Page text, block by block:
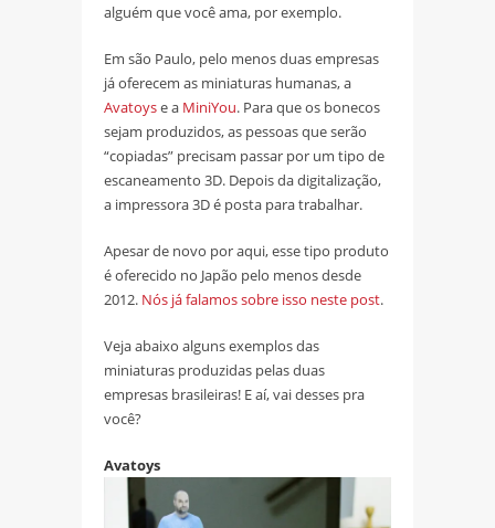
alguém que você ama, por exemplo.
Em são Paulo, pelo menos duas empresas
já oferecem as miniaturas humanas, a
Avatoyse a MiniYou. Para que os bonecos
sejam produzidos, as pessoas que serão
“copiadas” precisam passar por um tipo de
escaneamento 3D. Depois da digitalização,
a impressora 3D é posta para trabalhar.
Apesar de novo por aqui, esse tipo produto
é oferecido no Japão pelo menos desde
2012. Nós já falamos sobre isso neste post.
Veja abaixo alguns exemplos das
miniaturas produzidas pelas duas
empresas brasileiras! E aí, vai desses pra
você?
Avatoys